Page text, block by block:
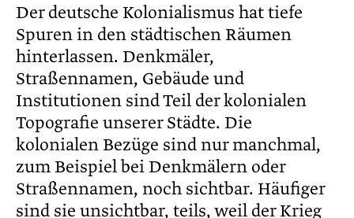
Der deutsche Kolonialismus hat tiefe
Spuren in den städtischen Räumen
hinterlassen. Denkmäler,
Straßennamen, Gebäude und
Institutionen sind Teil der kolonialen
Topografie unserer Städte. Die
kolonialen Bezüge sind nur manchmal,
zum Beispiel bei Denkmälern oder
Straßennamen, noch sichtbar. Häufiger
sind sie unsichtbar, teils, weil der Krieg